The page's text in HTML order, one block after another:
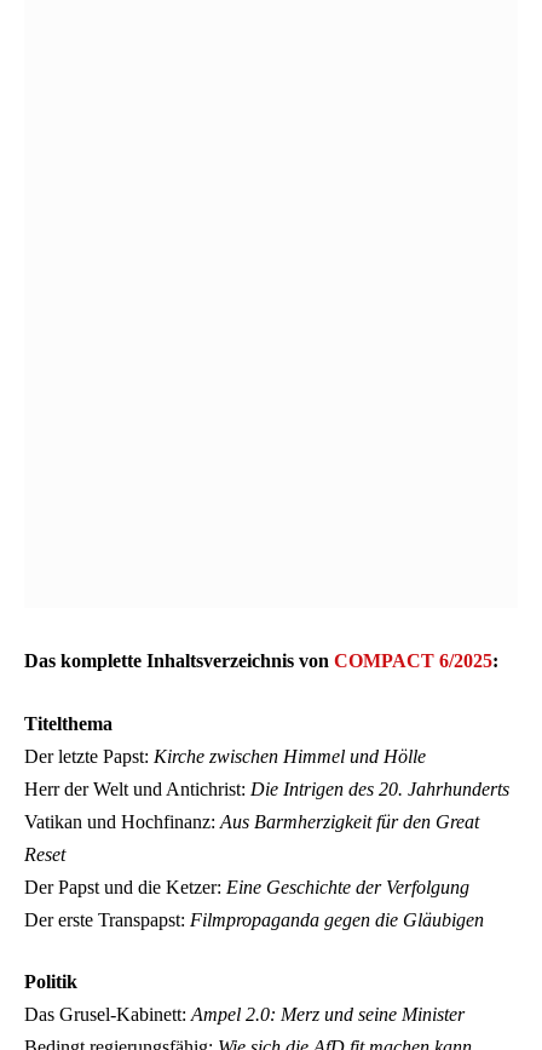
Das komplette Inhaltsverzeichnis von COMPACT 6/2025:
Titelthema
Der letzte Papst: Kirche zwischen Himmel und Hölle
Herr der Welt und Antichrist: Die Intrigen des 20. Jahrhunderts
Vatikan und Hochfinanz: Aus Barmherzigkeit für den Great
Reset
Der Papst und die Ketzer: Eine Geschichte der Verfolgung
Der erste Transpapst: Filmpropaganda gegen die Gläubigen
Politik
Das Grusel-Kabinett: Ampel 2.0: Merz und seine Minister